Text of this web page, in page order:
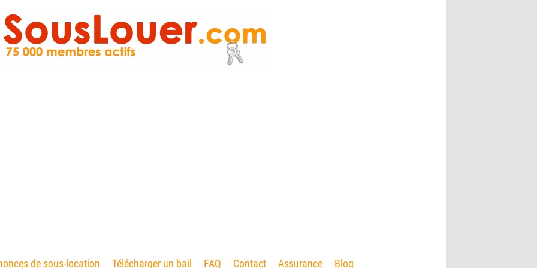
de sous-location Télécharger un bail FAQ Contact Assurance Blog